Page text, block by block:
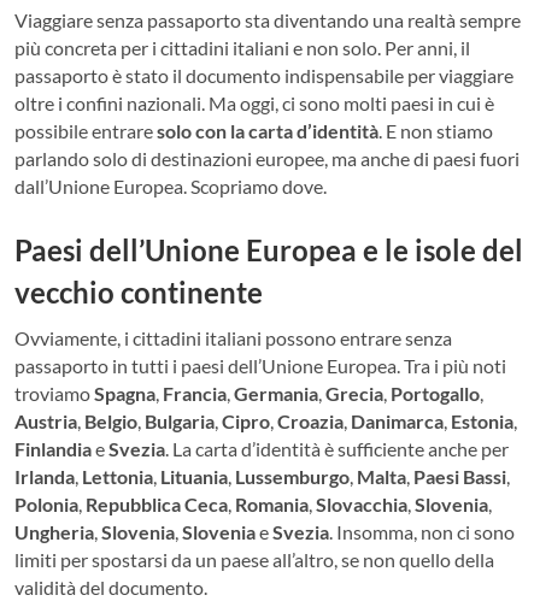
Viaggiare senza passaporto sta diventando una realtà sempre
più concreta per i cittadini italiani e non solo. Per anni, il
passaporto è stato il documento indispensabile per viaggiare
oltre i confini nazionali. Ma oggi, ci sono molti paesi in cui è
possibile entraresolo con la carta d’identità . E non stiamo
parlando solo di destinazioni europee, ma anche di paesi fuori
dall’Unione Europea. Scopriamo dove.
Paesi dell’Unione Europea e le isole del
vecchio continente
Ovviamente, i cittadini italiani possono entrare senza
passaporto in tutti i paesi dell’Unione Europea. Tra i più noti
troviamoSpagna, Francia,Germania,Grecia, Portogallo,
Austria, Belgio, Bulgaria,Cipro,Croazia, Danimarca, Estonia,
FinlandiaeSvezia. La carta d’identità è sufficiente anche per
Irlanda, Lettonia, Lituania, Lussemburgo, Malta, Paesi Bassi,
Polonia, Repubblica Ceca, Romania,Slovacchia,Slovenia,
Ungheria,Slovenia,SloveniaeSvezia. Insomma, non ci sono
limiti per spostarsi da un paese all’altro, se non quello della
validità del documento.